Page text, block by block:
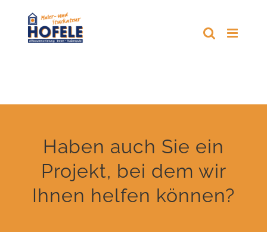
Haben auch Sie ein
Projekt, bei dem wir
Ihnen helfen können?